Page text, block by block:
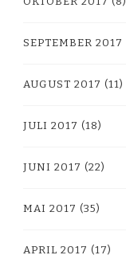
SEPTEMBER 2017
AUGUST 2017 (11)
JULI 2017 (18)
JUNI 2017 (22)
MAI 2017 (35)
APRIL 2017 (17)